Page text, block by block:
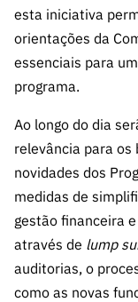
esta iniciativa
orientações da
essenciais para
programa.
Ao longo do dia
relevância para os
novidades dos
medidas de
gestão financeira
através de lump
auditorias, o
como as novas